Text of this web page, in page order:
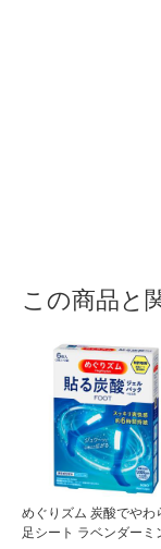
この商品と
めぐりズム 炭酸でやわ
足シート ラベンダーミ